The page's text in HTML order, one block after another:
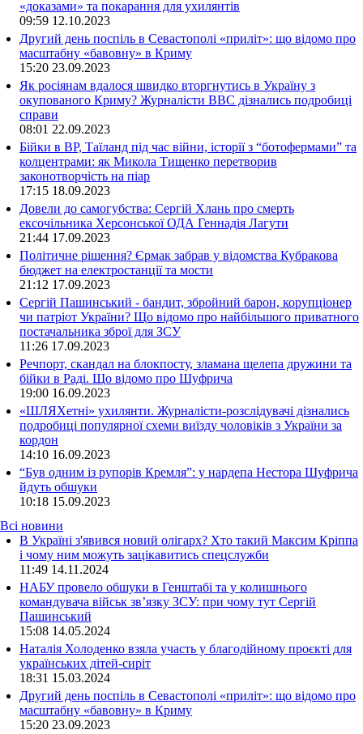
«доказами» та покарання для ухилянтів
09:59 12.10.2023
Другий день поспіль в Севастополі «приліт»: що відомо про
масштабну «бавовну» в Криму
15:20 23.09.2023
Як росіянам вдалося швидко вторгнутись в Україну з
окупованого Криму? Журналісти ВВС дізнались подробиці
справи
08:01 22.09.2023
Бійки в ВР, Таїланд під час війни, історії з “ботофермами” та
колцентрами: як Микола Тищенко перетворив
законотворчість на піар
17:15 18.09.2023
Довели до самогубства: Сергій Хлань про смерть
ексочільника Херсонської ОДА Геннадія Лагути
21:44 17.09.2023
Політичне рішення? Єрмак забрав у відомства Кубракова
бюджет на електростанції та мости
21:12 17.09.2023
Сергій Пашинський - бандит, збройний барон, корупціонер
чи патріот України? Що відомо про найбільшого приватного
постачальника зброї для ЗСУ
11:26 17.09.2023
Речпорт, скандал на блокпосту, зламана щелепа дружини та
бійки в Раді. Що відомо про Шуфрича
19:00 16.09.2023
«ШЛЯХетні» ухилянти. Журналісти-розслідувачі дізнались
подробиці популярної схеми виїзду чоловіків з України за
кордон
14:10 16.09.2023
“Був одним із рупорів Кремля”: у нардепа Нестора Шуфрича
йдуть обшуки
10:18 15.09.2023
Всі новини
В Україні з'явився новий олігарх? Хто такий Максим Кріппа
і чому ним можуть зацікавитись спецслужби
11:49 14.11.2024
НАБУ провело обшуки в Генштабі та у колишнього
командувача військ зв’язку ЗСУ: при чому тут Сергій
Пашинський
15:08 14.05.2024
Наталія Холоденко взяла участь у благодійному проєкті для
українських дітей-сиріт
18:31 15.03.2024
Другий день поспіль в Севастополі «приліт»: що відомо про
масштабну «бавовну» в Криму
15:20 23.09.2023